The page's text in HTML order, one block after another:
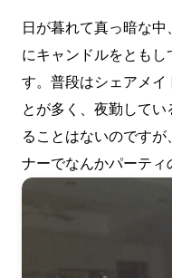
日が暮れて真っ暗な
にキャンドルをとも
す。普段はシェアメイ
とが多く、夜勤してい
ることはないのですが
ナーでなんかパーティ